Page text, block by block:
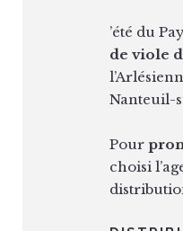
’été du
de viole
Nanteuil-
Pour
choisi